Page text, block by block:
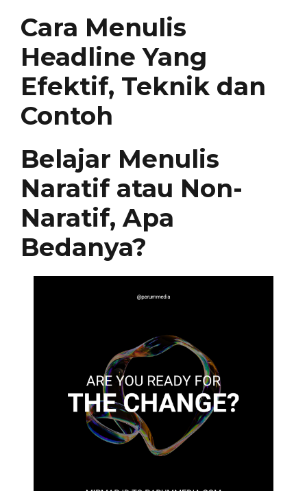
Cara Menulis
Headline Yang
Efektif, Teknik dan
Contoh
Belajar Menulis
Naratif atau Non-
Naratif, Apa
Bedanya?